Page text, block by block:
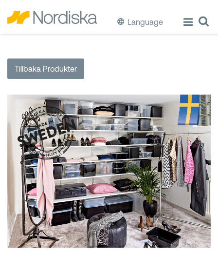
Language
Laga & Förvara mat
Äta & Dricka
Diska & Städa
Förvaring
Källsortering
Hinkar & Tunnor
Kundkorgar
Tillbaka Produkter